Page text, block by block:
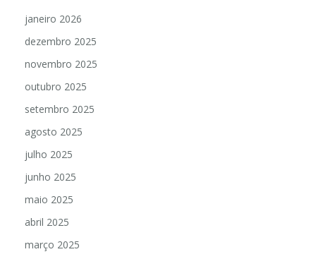
janeiro 2026
dezembro 2025
novembro 2025
outubro 2025
setembro 2025
agosto 2025
julho 2025
junho 2025
maio 2025
abril 2025
março 2025